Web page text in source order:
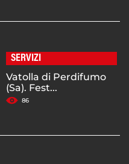
SERVIZI
Vatolla di Perdifumo
(Sa). Fest...
86